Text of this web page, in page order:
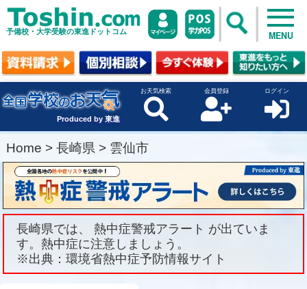
予備校・大学受験の東進ドットコム MENU
Produced by 東進
お天気検索 会員登録 ログイン
Home > 長崎県 > 雲仙市
長崎県では、 熱中症警戒アラート が出ていま
す。熱中症に注意しましょう。
※出典：環境省熱中症予防情報サイト